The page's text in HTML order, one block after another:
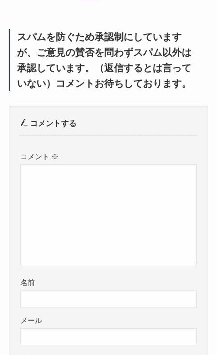
スパムを防ぐため承認制にしています
が、ご意見の賛否を問わずスパム以外は
承認しています。（返信するとは言って
いない）コメントお待ちしております。
コメントする
コメント ※
名前
メール